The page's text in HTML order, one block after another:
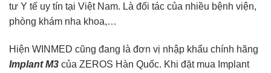
tư Y tế uy tín tại Việt Nam. Là đối tác của nhiều bệnh viện,
phòng khám nha khoa,…
Hiện WINMED cũng đang là đơn vị nhập khẩu chính hãng
Implant M3 của ZEROS Hàn Quốc. Khi đặt mua Implant